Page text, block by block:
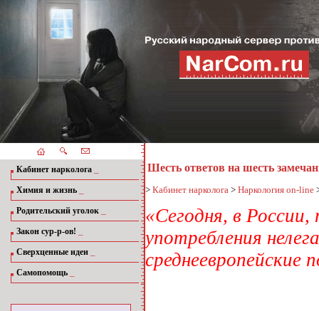
Кабинет нарколога
Химия и жизнь
Родительский уголок
Закон сур-р-ов!
Сверхценные идеи
Самопомощь
Шесть ответов на шесть
> Кабинет нарколога > Наркология on-line
«Сегодня, в
употребления
среднеевропейские